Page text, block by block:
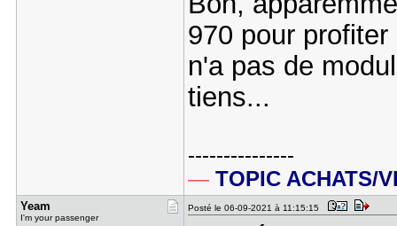
970 pour
n'a pas de
tiens...
---------------
— TOPIC ACHATS/
Yeam
I'm your passenger
Posté le 06-09-2021 à 11:15:15